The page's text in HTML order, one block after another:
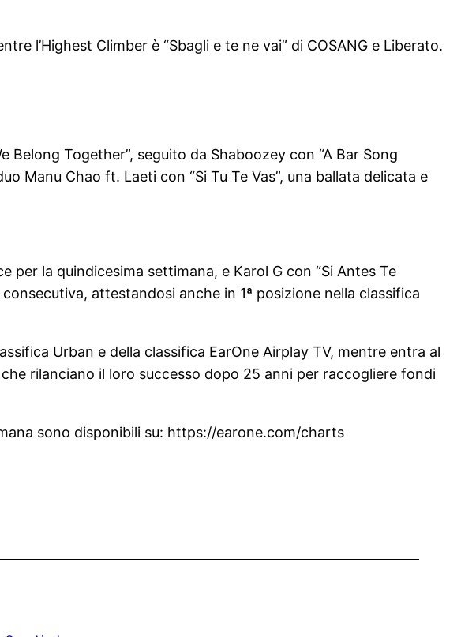
l’Highest Climber è “Sbagli e te ne vai” di COSANG e Liberato.
Together”, seguito da Shaboozey con “A Bar Song
Manu Chao ft. Laeti con “Si Tu Te Vas”, una ballata delicata e
per la quindicesima settimana, e Karol G con “Si Antes Te
attestandosi anche in 1ª posizione nella classifica
Urban e della classifica EarOne Airplay TV, mentre entra al
che rilanciano il loro successo dopo 25 anni per raccogliere fondi
sono disponibili su: https://earone.com/charts